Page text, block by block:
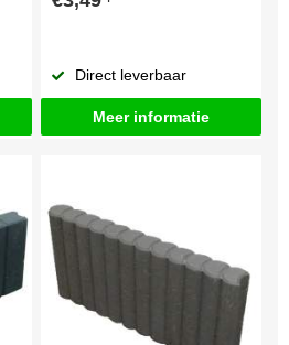
Direct leverbaar
Meer informatie